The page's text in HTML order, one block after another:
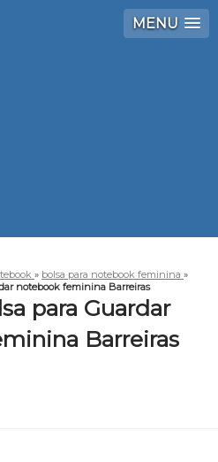
MENU
» bolsa para notebook feminina »
notebook feminina Barreiras
para Guardar
Barreiras